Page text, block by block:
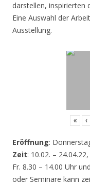
darstellen, inspirierten
Eine Auswahl der
Ausstellung.
« ‹
Eröffnung:
Zeit: 10.02. –
Fr. 8.30 – 14.00 Uhr
oder Seminare kann